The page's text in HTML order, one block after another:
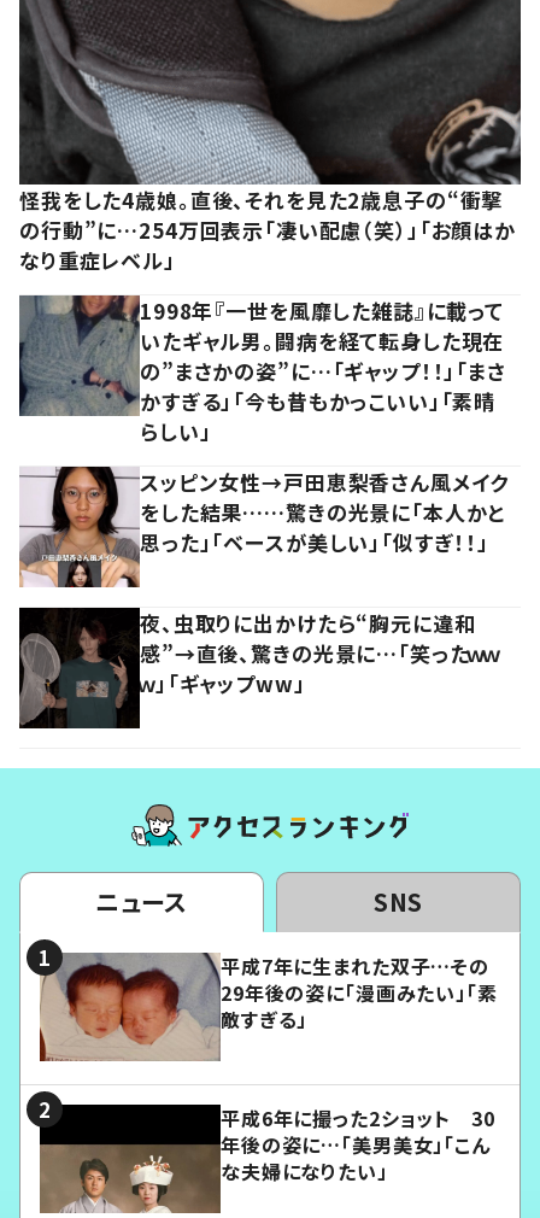
怪我をした4歳娘。直後、それを見た2歳息子の“衝撃
の行動”に…254万回表示「凄い配慮（笑）」「お顔はか
なり重症レベル」
1998年『一世を風靡した雑誌』に載って
いたギャル男。闘病を経て転身した現在
の”まさかの姿”に…「ギャップ！！」「まさ
かすぎる」「今も昔もかっこいい」「素晴
らしい」
スッピン女性→戸田恵梨香さん風メイク
をした結果……驚きの光景に「本人かと
思った」「ベースが美しい」「似すぎ！！」
夜、虫取りに出かけたら“胸元に違和
感”→直後、驚きの光景に…「笑ったｗｗ
ｗ」「ギャップww」
ニュース SNS
平成7年に生まれた双子…その
29年後の姿に「漫画みたい」「素
敵すぎる」
平成6年に撮った2ショット 30
年後の姿に…「美男美女」「こん
な夫婦になりたい」